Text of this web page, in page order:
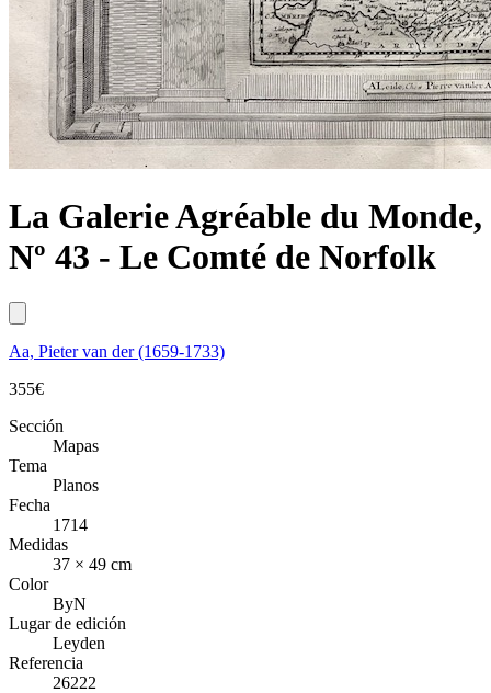
La Galerie Agréable du Monde,
Nº 43 - Le Comté de Norfolk
Aa, Pieter van der (1659-1733)
355€
Sección
Mapas
Tema
Planos
Fecha
1714
Medidas
37 × 49 cm
Color
ByN
Lugar de edición
Leyden
Referencia
26222